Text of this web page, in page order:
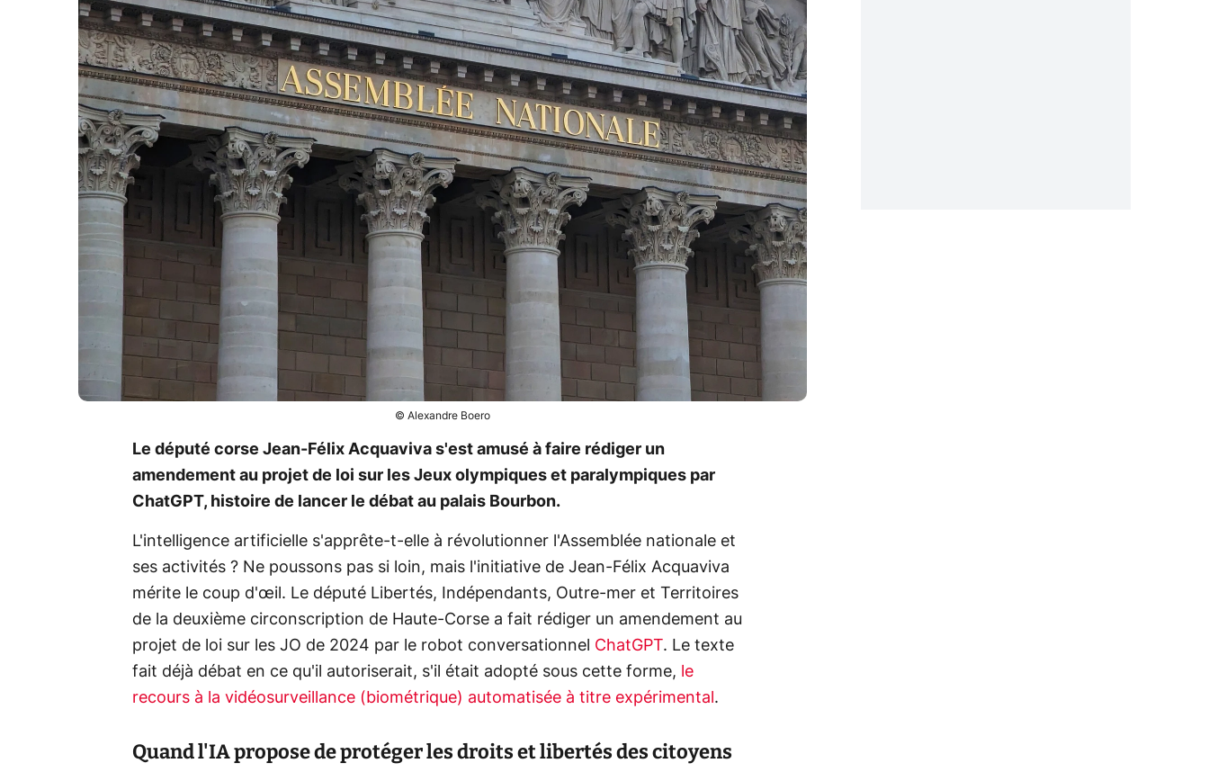
© Alexandre Boero
Le député corse Jean-Félix Acquaviva s'est amusé à faire rédiger un
amendement au projet de loi sur les Jeux olympiques et paralympiques par
ChatGPT, histoire de lancer le débat au palais Bourbon.
L'intelligence artificielle s'apprête-t-elle à révolutionner l'Assemblée nationale et
ses activités ? Ne poussons pas si loin, mais l'initiative de Jean-Félix Acquaviva
mérite le coup d'œil. Le député Libertés, Indépendants, Outre-mer et Territoires
de la deuxième circonscription de Haute-Corse a fait rédiger un amendement au
projet de loi sur les JO de 2024 par le robot conversationnel ChatGPT. Le texte
fait déjà débat en ce qu'il autoriserait, s'il était adopté sous cette forme,
le
recours à la vidéosurveillance (biométrique) automatisée à titre expérimental .
Quand l'IA propose de protéger les droits et libertés des citoyens